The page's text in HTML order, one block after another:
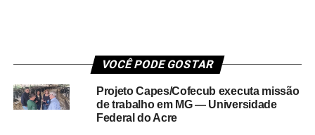
VOCÊ PODE GOSTAR
Projeto Capes/Cofecub executa missão
de trabalho em MG — Universidade
Federal do Acre